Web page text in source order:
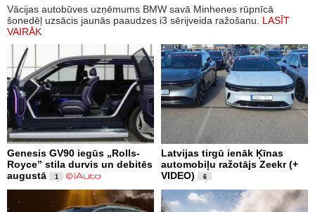
Vācijas autobūves uzņēmums BMW savā Minhenes rūpnīcā
šonedēļ uzsācis jaunās paaudzes i3 sērijveida ražošanu. LASĪT
VAIRĀK
Genesis GV90 iegūs „Rolls-
Royce” stila durvis un debitēs
augustā
1
Latvijas tirgū ienāk Ķīnas
automobiļu ražotājs Zeekr (+
VIDEO)
6